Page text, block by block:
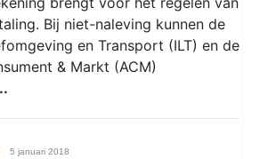
Bij niet-naleving kunnen de
en Transport (ILT) en de
& Markt (ACM)
5 januari 2018